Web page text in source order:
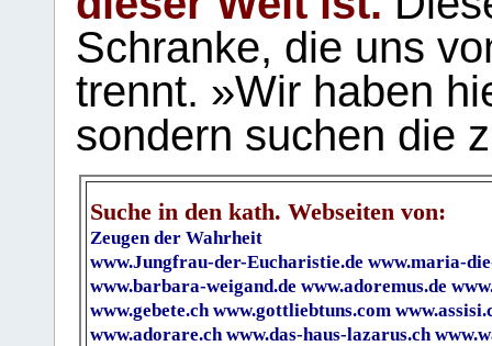
Schranke, die uns
trennt. »Wir haben
sondern suchen die
Suche in den kath. Webseiten von:
Zeugen der Wahrheit
www.Jungfrau-der-Eucharistie.de www.maria-
www.barbara-weigand.de www.adoremus.de
www.gebete.ch www.gottliebtuns.com
www.adorare.ch www.das-haus-lazarus.ch